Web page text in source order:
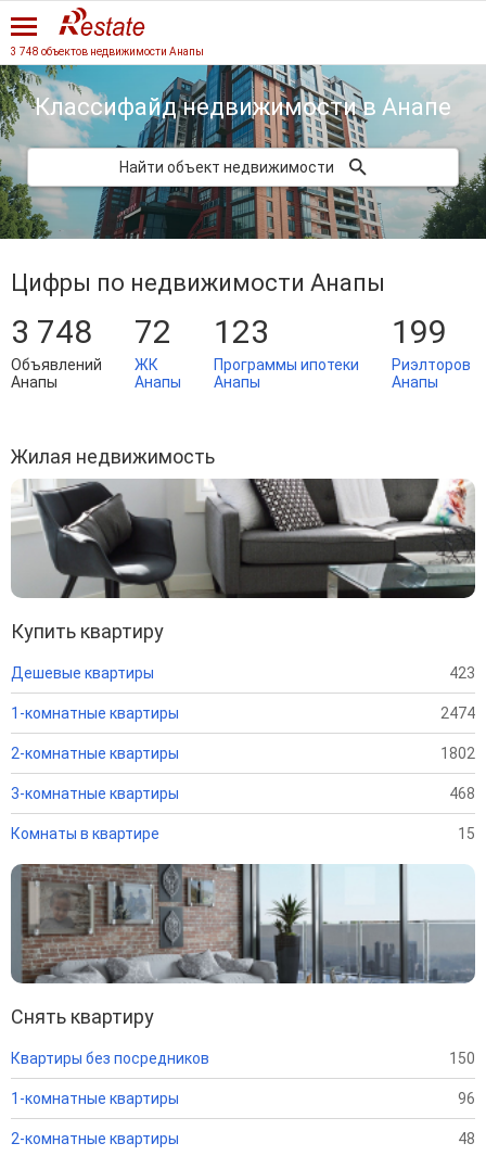
3 748 объектов недвижимости Анапы
Классифайд недвижимостив Анапе
Найти объект недвижимости
Цифры по недвижимости Анапы
3 748
Объявлений
Анапы
72
ЖК
Анапы
123
Программы ипотеки
Анапы
199
Риэлторов
Анапы
Жилая недвижимость
Купить квартиру
Дешевые квартиры 423
1-комнатные квартиры 2474
2-комнатные квартиры 1802
3-комнатные квартиры 468
Комнаты в квартире 15
Снять квартиру
Квартиры без посредников 150
1-комнатные квартиры 96
2-комнатные квартиры 48